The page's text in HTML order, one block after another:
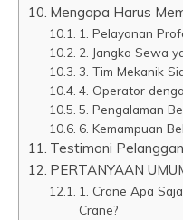
Mengapa Harus
1. Pelayanan
2. Jangka Sewa
3. Tim Mekanik
4. Operator
5. Pengalaman
6. Kemampuan
Testimoni
PERTANYAAN
1. Crane Apa
Crane?